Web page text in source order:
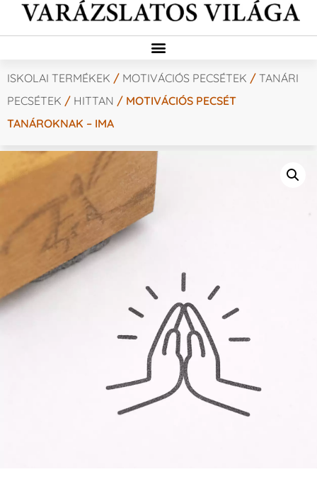
ISKOLAI TERMÉKEK / MOTIVÁCIÓS PECSÉTEK / TANÁRI
PECSÉTEK / HITTAN / MOTIVÁCIÓS PECSÉT
TANÁROKNAK – IMA